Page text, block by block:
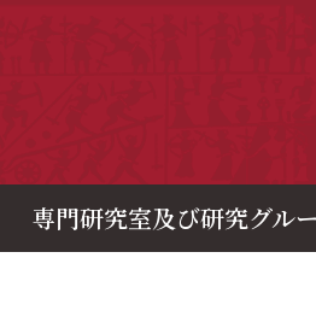
専門研究室及び研究グル